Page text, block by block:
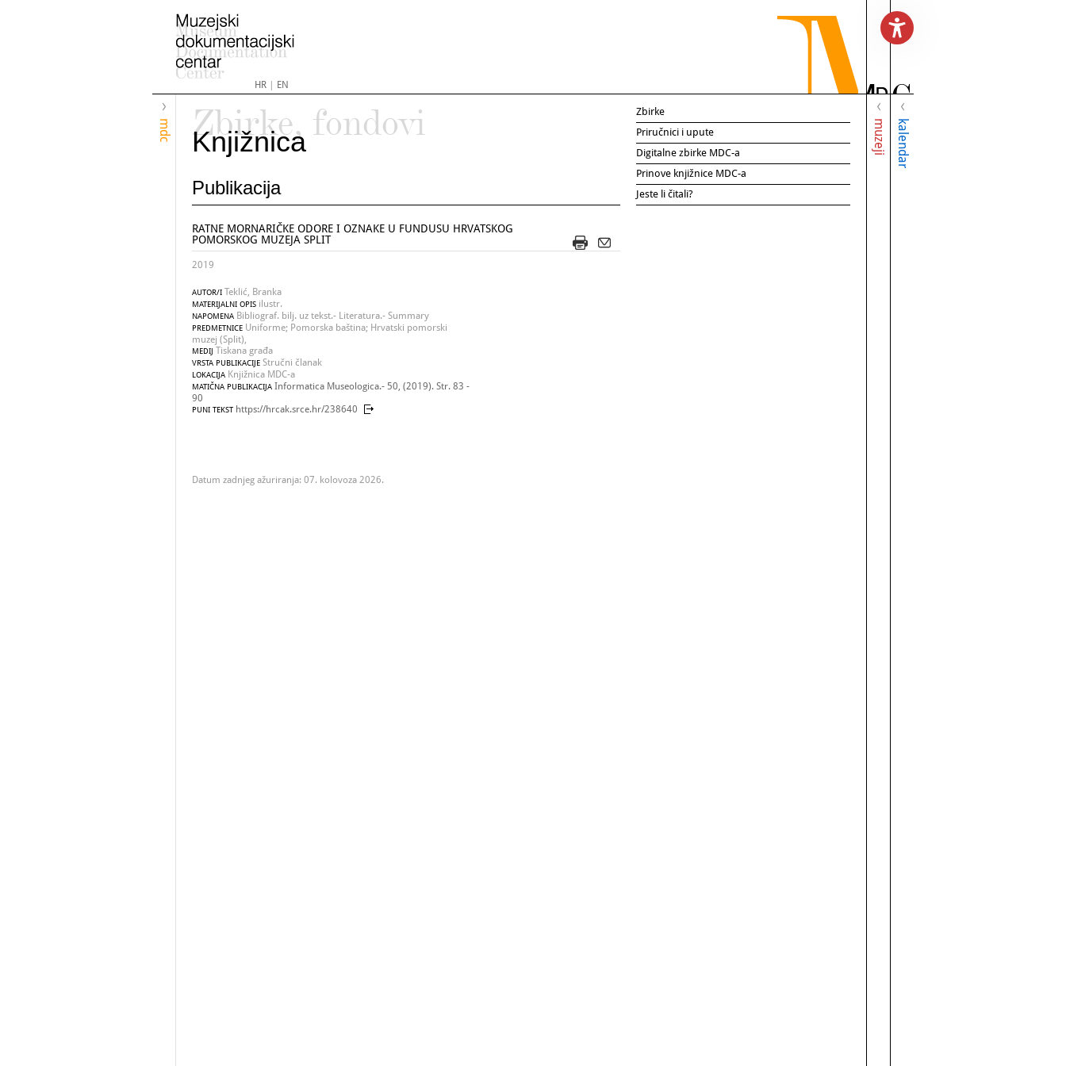
HR| EN
mdc muzeji kalendar
Zbirke, fondovi
Knjižnica
Publikacija
RATNE MORNARIČKE ODORE I OZNAKE U FUNDUSU HRVATSKOG
POMORSKOG MUZEJA SPLIT
2019
AUTOR/I Teklić, Branka
MATERIJALNI OPIS ilustr.
NAPOMENA Bibliograf. bilj. uz tekst.- Literatura.- Summary
PREDMETNICE Uniforme; Pomorska baština; Hrvatski pomorski
muzej (Split),
MEDIJ Tiskana građa
VRSTA PUBLIKACIJE Stručni članak
LOKACIJA Knjižnica MDC-a
MATIČNA PUBLIKACIJA Informatica Museologica.- 50, (2019). Str. 83 -
90
PUNI TEKST https://hrcak.srce.hr/238640
Datum zadnjeg ažuriranja: 07. kolovoza 2026.
Zbirke
Priručnici i upute
Digitalne zbirke MDC-a
Prinove knjižnice MDC-a
Jeste li čitali?